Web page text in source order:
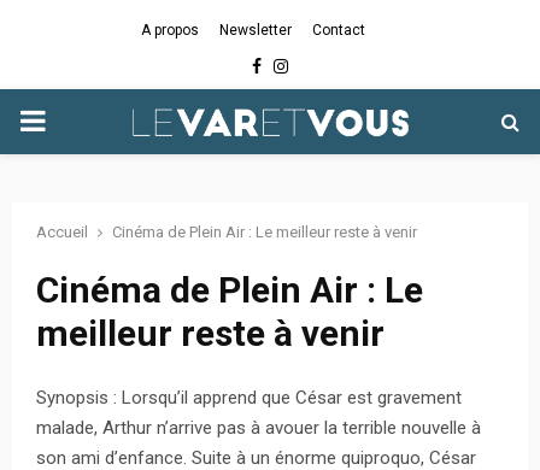
A propos Newsletter Contact
Facebook
Instagram
PRIMARY
Accueil Cinéma de Plein Air : Le meilleur reste à venir
Cinéma de Plein Air : Le
meilleur reste à venir
Synopsis : Lorsqu’il apprend que César est gravement
malade, Arthur n’arrive pas à avouer la terrible nouvelle à
son ami d’enfance. Suite à un énorme quiproquo, César